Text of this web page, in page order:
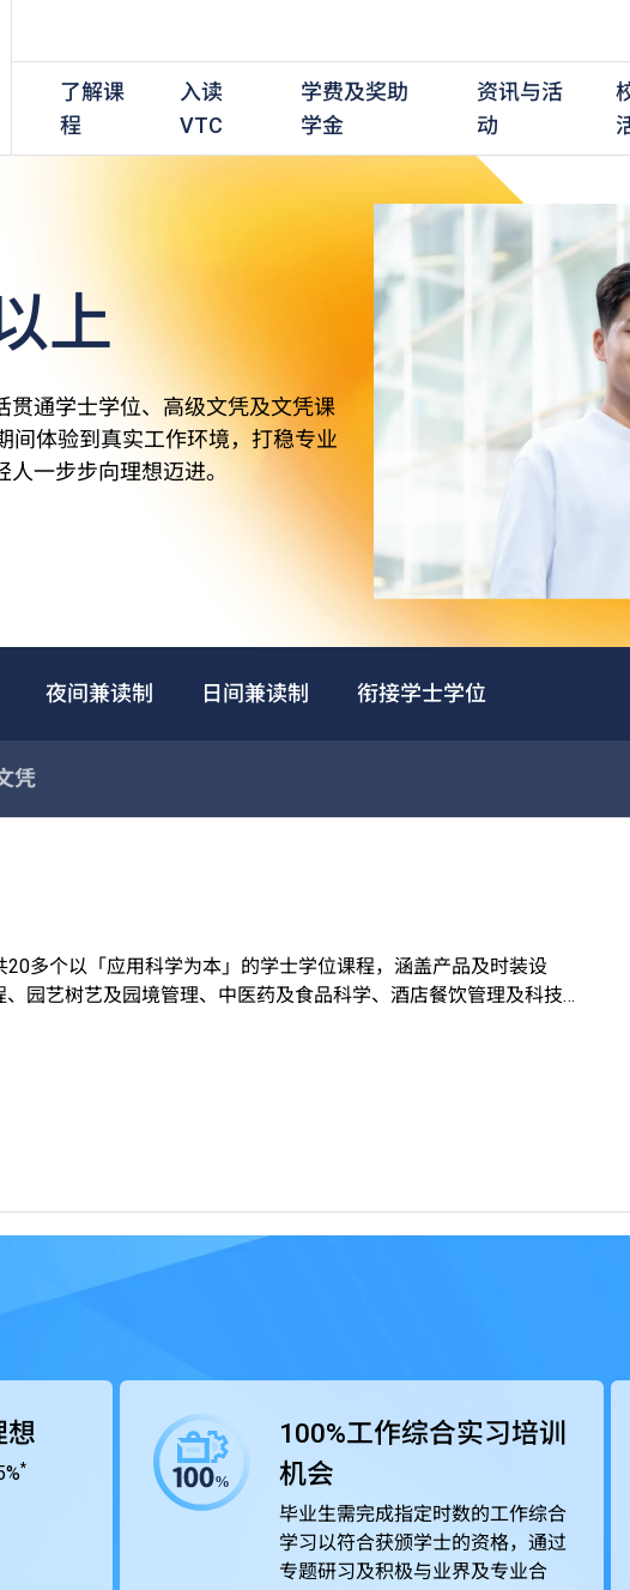
了解课
程
职前培训课程
全日制中六或以上
全日制中三或以上
衔接学士学位
在职培训课程
持续专业进修
夜间兼读制
日间兼读制
学历程度
学士学位
证书
其
应
社
专
入读
VTC
全日制中六或以上
全日制中三或以上
衔接学士学位
在职培训
持续专业进修
夜间兼读制
日间兼读制
学费及奖助
学金
学费及资助
全日制中六或以上
全日制中三或以上
日间兼读制
奖学金
奖学金及奖励计划
资讯与活
动
上
贯通学士学位、高级文凭及文凭课
间体验到真实工作环境，打稳专业
一步步向理想迈进。
夜间兼读制 日间兼读制 衔接学士学位
凭
多个以「应用科学为本」的学士学位课程，涵盖产品及时装设
园艺树艺及园境管理、中医药及食品科学、酒店餐饮管理及科技应
用与理论知识，透过应用科学为本的教学方式及着重应用的课程设
透过与业界紧密合作，在课程中为学生提供工作综合学习（Work-
习积极与业界合作，获取实战经验，所掌握的专业技术及知识可以
想
*
100%工作综合实习培训
机会
毕业生需完成指定时数的工作综合
学习以符合获颁学士的资格，通过
专题研习及积极与业界及专业合